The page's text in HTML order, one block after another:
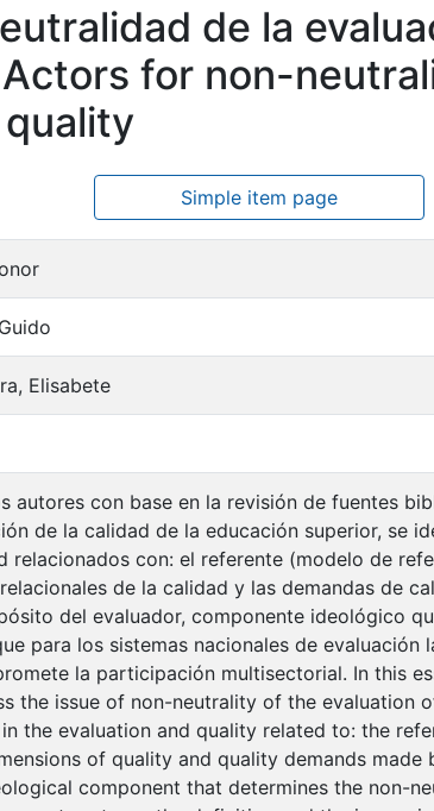
de la
for non-
Simple item page
Elisabete
autores con base en la revisión de fuentes
de la calidad de la educación superior, se
relacionados con: el referente (modelo de
de la calidad y las demandas de
del evaluador, componente ideológico
para los sistemas nacionales de
la participación multisectorial. In this
the issue of non-neutrality of the evaluation
the evaluation and quality related to: the
of quality and quality demands
component that determines the non-